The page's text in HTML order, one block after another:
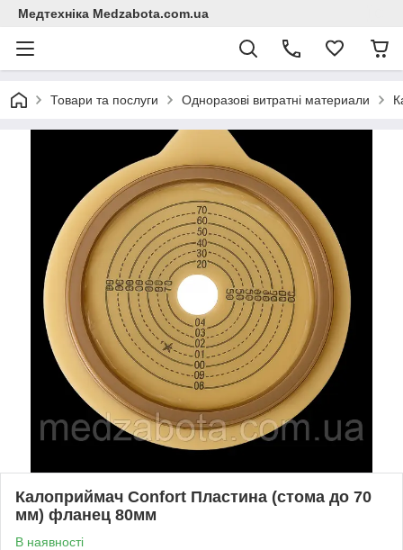
Медтехніка Medzabota.com.ua
Товари та послуги Одноразові витратні материали
Калоприймач Confort Пластина (стома до 70
мм) фланец 80мм
В наявності